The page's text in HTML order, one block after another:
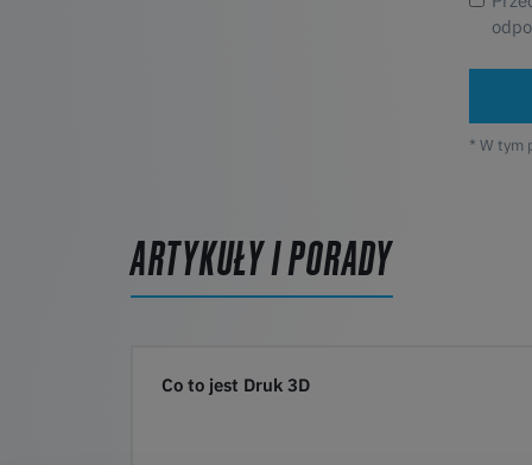
* W tym
ARTYKUŁY I PORADY
Co to jest Druk 3D